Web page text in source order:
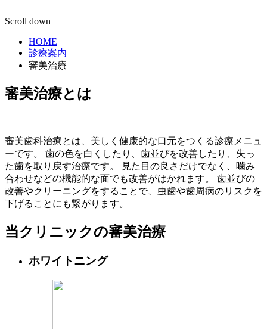
Scroll down
HOME
診療案内
審美治療
審美治療とは
審美歯科治療とは、美しく健康的な口元をつくる診療メニュ
ーです。 歯の色を白くしたり、歯並びを改善したり、失っ
た歯を取り戻す治療です。 見た目の良さだけでなく、噛み
合わせなどの機能的な面でも改善がはかれます。 歯並びの
改善やクリーニングをすることで、虫歯や歯周病のリスクを
下げることにも繋がります。
当クリニックの審美治療
ホワイトニング